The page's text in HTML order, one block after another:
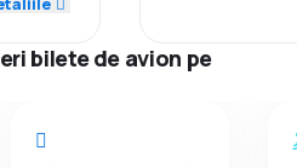
1,0 Transportul
bilete de avion pe